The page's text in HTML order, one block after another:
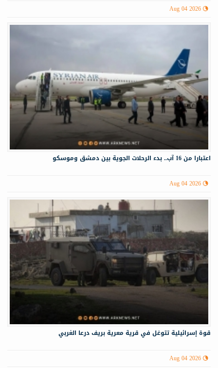
Aug 04 2026
اعتبارا من 16 آب.. بدء الرحلات الجوية بين دمشق وموسكو
Aug 04 2026
قوة إسرائيلية تتوغل في قرية معرية بريف درعا الغربي
Aug 04 2026